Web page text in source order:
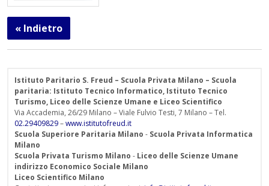
« Indietro
Istituto Paritario S. Freud – Scuola Privata Milano – Scuola
paritaria: Istituto Tecnico Informatico, Istituto Tecnico
Turismo, Liceo delle Scienze Umane e Liceo Scientifico
Via Accademia, 26/29 Milano – Viale Fulvio Testi, 7 Milano – Tel.
02.29409829–www.istitutofreud.it
Scuola Superiore Paritaria Milano - Scuola Privata Informatica
Milano
Scuola Privata Turismo Milano - Liceo delle Scienze Umane
indirizzo Economico Sociale Milano
Liceo Scientifico Milano